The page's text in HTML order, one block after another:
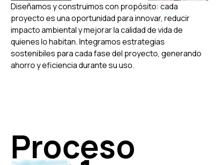
Diseñamos y construimos con propósito: cada
proyecto es una oportunidad para innovar, reducir
impacto ambiental y mejorar la calidad de vida de
quienes lo habitan. Integramos estrategias
sostenibiles para cada fase del proyecto, generando
ahorro y eficiencia durante su uso.
Proceso